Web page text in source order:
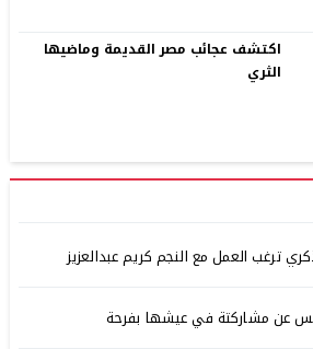
اكتشف عجائب مصر القديمة وماضيها
الثري
ترغب العمل مع النجم كريم عبدالعزيز
عن مشاركتة في عيشها بفرحة